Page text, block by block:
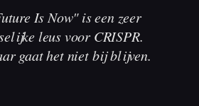
Is Now" is een zeer
leus voor CRISPR.
gaat het niet bij blijven.